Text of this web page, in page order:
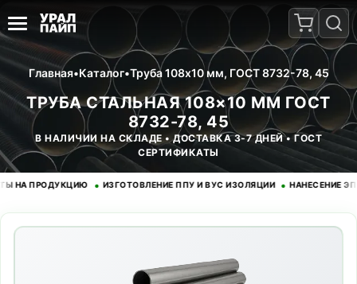
Главная•Каталог•Труба 108x10 мм, ГОСТ 8732-78, 45
ТРУБА СТАЛЬНАЯ 108×10 ММ ГОСТ
8732-78, 45
В НАЛИЧИИ НА СКЛАДЕ • ДОСТАВКА 3-7 ДНЕЙ • ГОСТ
СЕРТИФИКАТЫ
ПРОДУКЦИЮ • ИЗГОТОВЛЕНИЕ ППУ И ВУС ИЗОЛЯЦИИ • НАНЕСЕНИЕ